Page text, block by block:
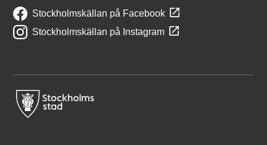
Stockholmskällan på Facebook
Stockholmskällan på Instagram